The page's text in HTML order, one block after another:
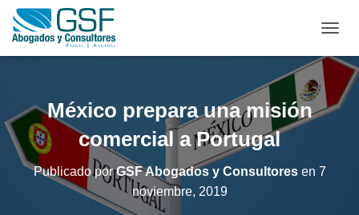
A
A
México prepara una misión
comercial a Portugal
Publicado porGSF Abogados y Consultoresen 7
noviembre, 2019